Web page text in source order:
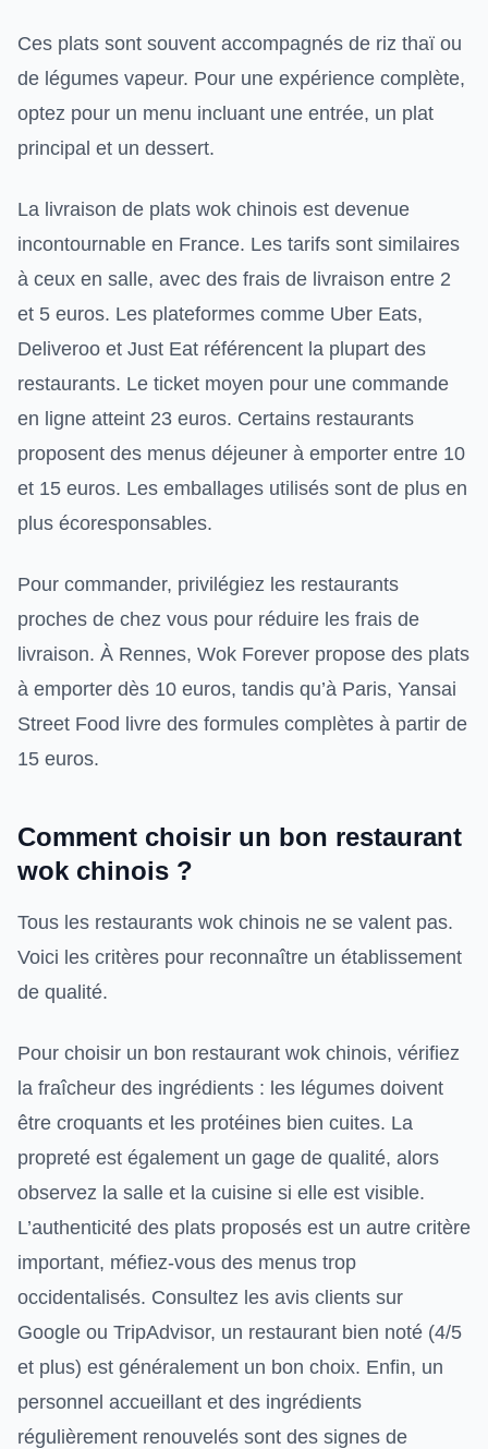
Ces plats sont souvent accompagnés de riz thaï ou
de légumes vapeur. Pour une expérience complète,
optez pour un menu incluant une entrée, un plat
principal et un dessert.
La livraison de plats wok chinois est devenue
incontournable en France. Les tarifs sont similaires
à ceux en salle, avec des frais de livraison entre 2
et 5 euros. Les plateformes comme Uber Eats,
Deliveroo et Just Eat référencent la plupart des
restaurants. Le ticket moyen pour une commande
en ligne atteint 23 euros. Certains restaurants
proposent des menus déjeuner à emporter entre 10
et 15 euros. Les emballages utilisés sont de plus en
plus écoresponsables.
Pour commander, privilégiez les restaurants
proches de chez vous pour réduire les frais de
livraison. À Rennes, Wok Forever propose des plats
à emporter dès 10 euros, tandis qu’à Paris, Yansai
Street Food livre des formules complètes à partir de
15 euros.
Comment choisir un bon restaurant
wok chinois ?
Tous les restaurants wok chinois ne se valent pas.
Voici les critères pour reconnaître un établissement
de qualité.
Pour choisir un bon restaurant wok chinois, vérifiez
la fraîcheur des ingrédients : les légumes doivent
être croquants et les protéines bien cuites. La
propreté est également un gage de qualité, alors
observez la salle et la cuisine si elle est visible.
L’authenticité des plats proposés est un autre critère
important, méfiez-vous des menus trop
occidentalisés. Consultez les avis clients sur
Google ou TripAdvisor, un restaurant bien noté (4/5
et plus) est généralement un bon choix. Enfin, un
personnel accueillant et des ingrédients
régulièrement renouvelés sont des signes de